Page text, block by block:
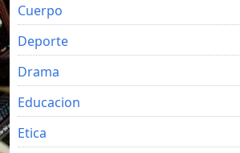
Cuerpo
Deporte
Drama
Educacion
Etica